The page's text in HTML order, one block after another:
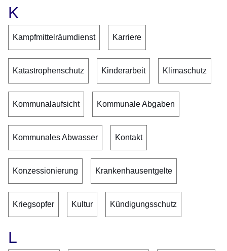
K
Kampfmittelräumdienst Karriere
Katastrophenschutz Kinderarbeit Klimaschutz
Kommunalaufsicht Kommunale Abgaben
Kommunales Abwasser Kontakt
Konzessionierung Krankenhausentgelte
Kriegsopfer Kultur Kündigungsschutz
L